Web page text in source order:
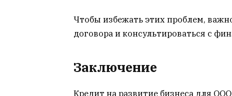
Чтобы избежать этих проблем,
договора и консультироваться с
Заключение
Кредит на развитие бизнеса для